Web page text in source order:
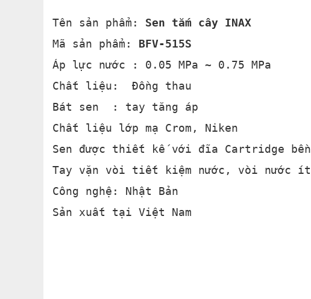
Tên sản phẩm: Sen tắm cây INAX
Mã sản phẩm: BFV-515S
Áp lực nước : 0.05 MPa ~ 0.75 MPa
Chất liệu: Đồng thau
Bát sen : tay tăng áp
Chất liệu lớp mạ Crom, Niken
Sen được thiết kế với đĩa Cartridge
Tay vặn vòi tiết kiệm nước, vòi nước
Công nghệ: Nhật Bản
Sản xuất tại Việt Nam